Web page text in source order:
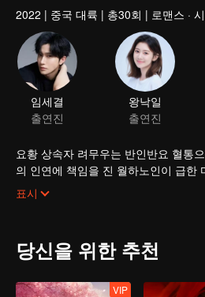
2022 | 중국 대륙 | 총30회 | 로맨스 ·
임세결
출연진
왕낙일
출연진
요황 상속자 려무우는 반인반요 혈통
의 인연에 책임을 진 월하노인이 급한 마음으로 어린 중매인 인턴 교초초를 인간에 보내고 려무우를 위해 빨간선을 연결해
정규직으로 승진될 것이다. 교초초가
되었다...
표시
당신을 위한 추천
VIP